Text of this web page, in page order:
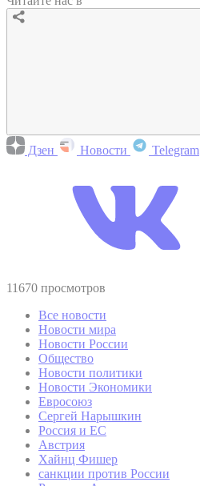
Дзен Новости Telegram
11670 просмотров
Все новости
Новости мира
Новости России
Общество
Новости политики
Новости Экономики
Евросоюз
Сергей Нарышкин
Россия и ЕС
Австрия
Хайнц Фишер
санкции против России